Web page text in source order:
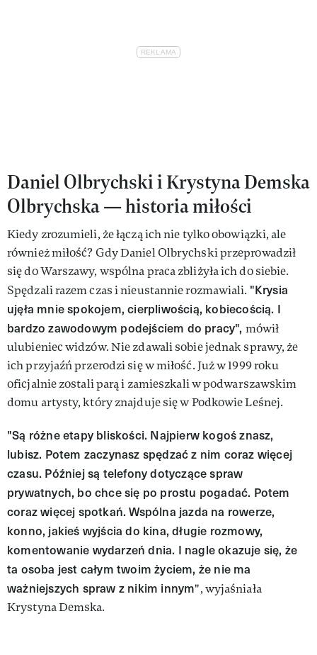
Daniel Olbrychski i Krystyna Demska
Olbrychska — historia miłości
Kiedy zrozumieli, że łączą ich nie tylko obowiązki, ale
również miłość? Gdy Daniel Olbrychski przeprowadził
się do Warszawy, wspólna praca zbliżyła ich do siebie.
Spędzali razem czas i nieustannie rozmawiali. "Krysia
ujęła mnie spokojem, cierpliwością, kobiecością. I
bardzo zawodowym podejściem do pracy", mówił
ulubieniec widzów. Nie zdawali sobie jednak sprawy, że
ich przyjaźń przerodzi się w miłość. Już w 1999 roku
oficjalnie zostali parą i zamieszkali w podwarszawskim
domu artysty, który znajduje się w Podkowie Leśnej.
"Są różne etapy bliskości. Najpierw kogoś znasz,
lubisz. Potem zaczynasz spędzać z nim coraz więcej
czasu. Później są telefony dotyczące spraw
prywatnych, bo chce się po prostu pogadać. Potem
coraz więcej spotkań. Wspólna jazda na rowerze,
konno, jakieś wyjścia do kina, długie rozmowy,
komentowanie wydarzeń dnia. I nagle okazuje się, że
ta osoba jest całym twoim życiem, że nie ma
ważniejszych spraw z nikim innym", wyjaśniała
Krystyna Demska.